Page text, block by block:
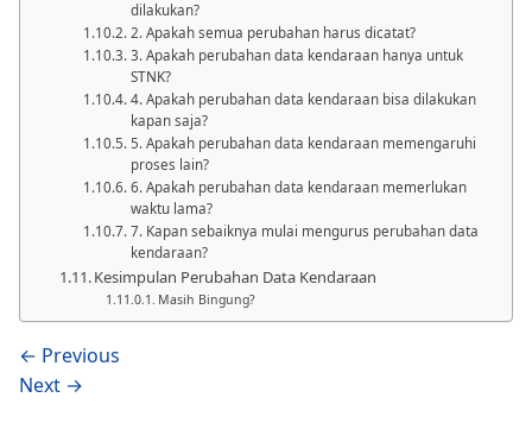
dilakukan?
2. Apakah semua perubahan harus dicatat?
3. Apakah perubahan data kendaraan hanya untuk
STNK?
4. Apakah perubahan data kendaraan bisa dilakukan
kapan saja?
5. Apakah perubahan data kendaraan memengaruhi
proses lain?
6. Apakah perubahan data kendaraan memerlukan
waktu lama?
7. Kapan sebaiknya mulai mengurus perubahan data
kendaraan?
Kesimpulan Perubahan Data Kendaraan
Masih Bingung?
← Previous
Next →